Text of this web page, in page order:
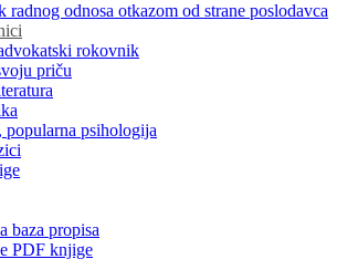
radnog odnosa otkazom od strane poslodavca
rokovnik
priču
popularna psihologija
baza propisa
PDF knjige